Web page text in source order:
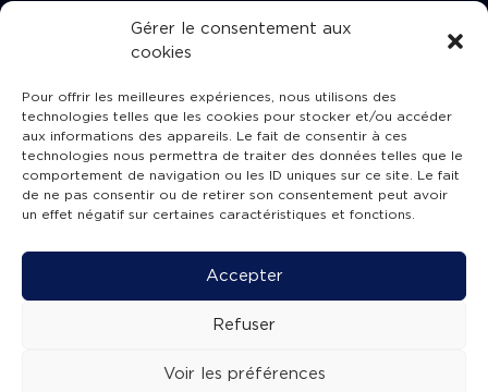
Gérer le consentement aux
cookies
Pour offrir les meilleures expériences, nous utilisons des
technologies telles que les cookies pour stocker et/ou accéder
aux informations des appareils. Le fait de consentir à ces
technologies nous permettra de traiter des données telles que le
comportement de navigation ou les ID uniques sur ce site. Le fait
de ne pas consentir ou de retirer son consentement peut avoir
un effet négatif sur certaines caractéristiques et fonctions.
Accepter
Refuser
Voir les préférences
TÉLÉCHARGEZ GRATUITEMENT
L’APPLICATION TVBA !
SUIVEZ-NOUS !
Mentions légales -Accessibilité